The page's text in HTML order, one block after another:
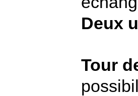
Deux
Tour